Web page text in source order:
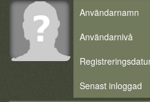
Användarnamn
Användarnivå
Senast inloggad